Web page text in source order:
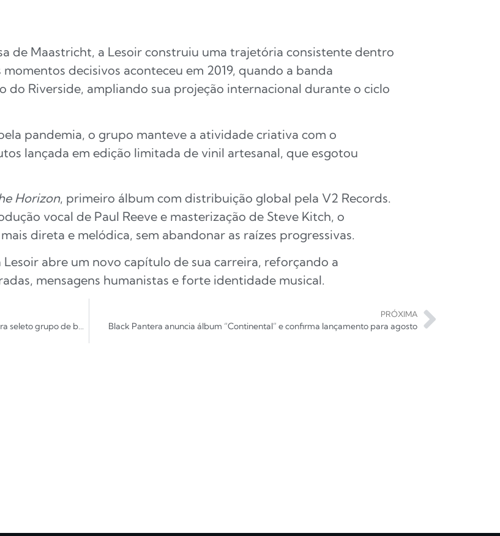
de Maastricht, a Lesoir construiu uma trajetória consistente dentro
decisivos aconteceu em 2019, quando a banda
do Riverside, ampliando sua projeção internacional durante o ciclo
pandemia, o grupo manteve a atividade criativa com o
lançada em edição limitada de vinil artesanal, que esgotou
Horizon, primeiro álbum com distribuição global pela V2 Records.
vocal de Paul Reeve e masterização de Steve Kitch, o
direta e melódica, sem abandonar as raízes progressivas.
Lesoir abre um novo capítulo de sua carreira, reforçando a
mensagens humanistas e forte identidade musical.
StarAce leva rock brasileiro ao Barcelona Rock Fest e entra para seleto grupo de bandas nacionais no festival
PRÓXIMA
Black Pantera anuncia álbum “Continental” e confirma lançamento para agosto